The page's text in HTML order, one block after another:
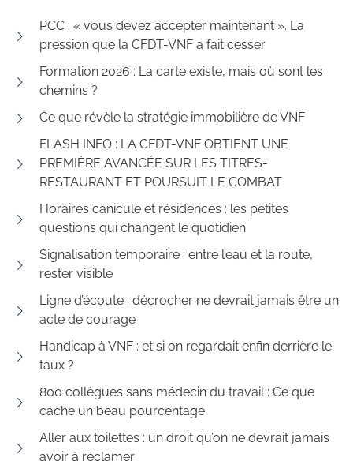
PCC : « vous devez accepter maintenant ». La
pression que la CFDT-VNF a fait cesser
Formation 2026 : La carte existe, mais où sont les
chemins ?
Ce que révèle la stratégie immobilière de VNF
FLASH INFO : LA CFDT-VNF OBTIENT UNE
PREMIÈRE AVANCÉE SUR LES TITRES-
RESTAURANT ET POURSUIT LE COMBAT
Horaires canicule et résidences : les petites
questions qui changent le quotidien
Signalisation temporaire : entre l’eau et la route,
rester visible
Ligne d’écoute : décrocher ne devrait jamais être un
acte de courage
Handicap à VNF : et si on regardait enfin derrière le
taux ?
800 collègues sans médecin du travail : Ce que
cache un beau pourcentage
Aller aux toilettes : un droit qu’on ne devrait jamais
avoir à réclamer